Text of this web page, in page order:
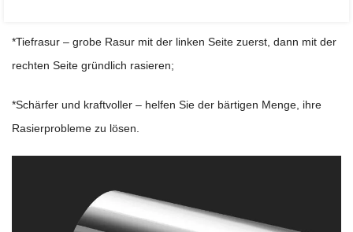
*Tiefrasur – grobe Rasur mit der linken Seite zuerst, dann mit der
rechten Seite gründlich rasieren;
*Schärfer und kraftvoller – helfen Sie der bärtigen Menge, ihre
Rasierprobleme zu lösen.